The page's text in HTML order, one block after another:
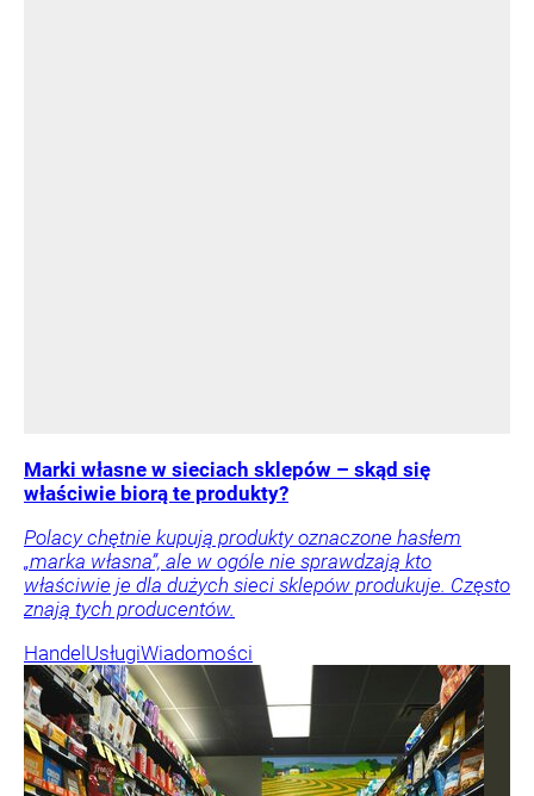
Marki własne w sieciach sklepów – skąd się
właściwie biorą te produkty?
Polacy chętnie kupują produkty oznaczone hasłem
„marka własna”, ale w ogóle nie sprawdzają kto
właściwie je dla dużych sieci sklepów produkuje. Często
znają tych producentów.
Handel UsługiWiadomości